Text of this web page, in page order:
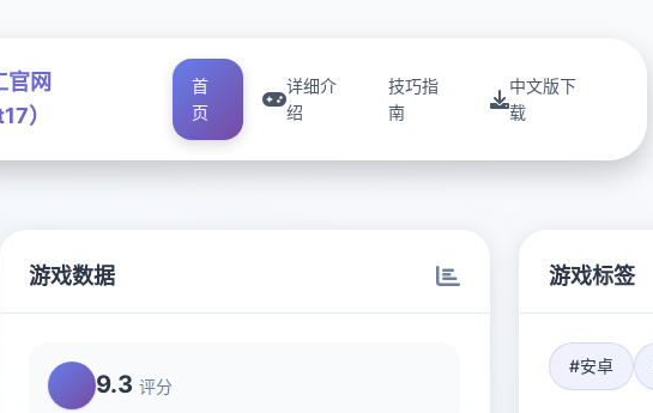
官网
）
首
页
详细介
绍
技巧指
南
中文版下
载
游戏数据
9.3 评分
游戏标签
#安卓